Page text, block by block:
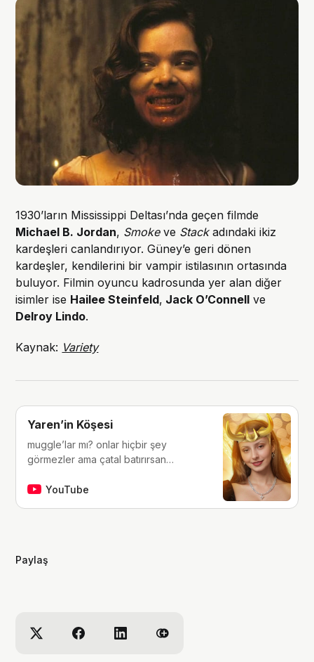
1930’ların Mississippi Deltası’nda geçen filmde
Michael B. Jordan, Smokeve Stackadındaki ikiz
kardeşleri canlandırıyor. Güney’e geri dönen
kardeşler, kendilerini bir vampir istilasının ortasında
buluyor. Filmin oyuncu kadrosunda yer alan diğer
isimler ise Hailee Steinfeld, Jack O’Connell ve
Delroy Lindo.
Kaynak: Variety
Yaren’in Köşesi
muggle’lar mı? onlar hiçbir şey
görmezler ama çatal batırırsan
çocukluğumdan beri tutkunu olduğum
de bana eşlik etmek isterseniz,
YouTube
Paylaş